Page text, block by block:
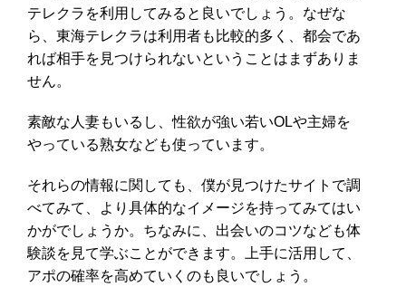
テレクラを利用してみると良いでしょう。なぜな
ら、東海テレクラは利用者も比較的多く、都会であ
れば相手を見つけられないということはまずありま
せん。
素敵な人妻もいるし、性欲が強い若いOLや主婦を
やっている熟女なども使っています。
それらの情報に関しても、僕が見つけたサイトで調
べてみて、より具体的なイメージを持ってみてはい
かがでしょうか。ちなみに、出会いのコツなども体
験談を見て学ぶことができます。上手に活用して、
アポの確率を高めていくのも良いでしょう。